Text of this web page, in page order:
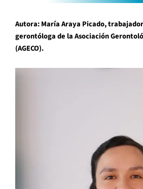
Autora: María Araya Picado,
gerontóloga de la Asociación
(AGECO).